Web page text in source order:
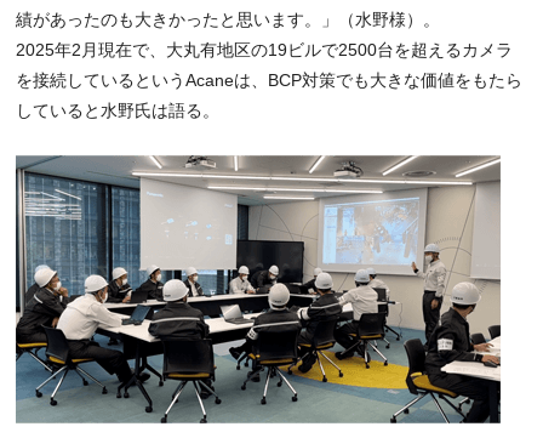
績があったのも大きかったと思います。」（水野様）。
2025年2月現在で、大丸有地区の19ビルで2500台を超えるカメラ
を接続しているというAcaneは、BCP対策でも大きな価値をもたら
していると水野氏は語る。